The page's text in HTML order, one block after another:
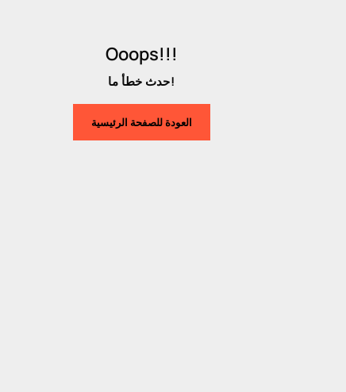
Ooops!!!
حدث خطأ ما!
العودة للصفحة الرئيسية